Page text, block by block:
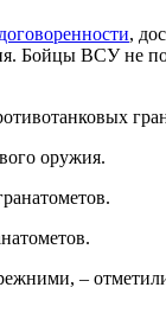
договоренности,
Бойцы ВСУ не
оружия.
–